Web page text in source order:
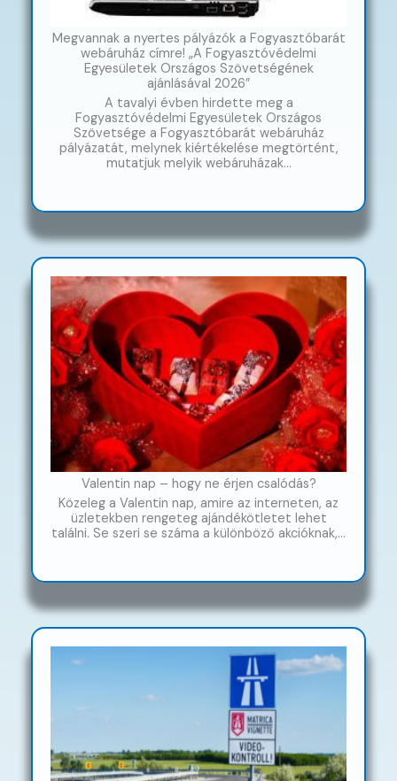
Megvannak a nyertes pályázók a Fogyasztóbarát
webáruház címre! „A Fogyasztóvédelmi
Egyesületek Országos Szövetségének
ajánlásával 2026”
A tavalyi évben hirdette meg a
Fogyasztóvédelmi Egyesületek Országos
Szövetsége a Fogyasztóbarát webáruház
pályázatát, melynek kiértékelése megtörtént,
mutatjuk melyik webáruházak…
Valentin nap – hogy ne érjen csalódás?
Közeleg a Valentin nap, amire az interneten, az
üzletekben rengeteg ajándékötletet lehet
találni. Se szeri se száma a különböző akcióknak,…